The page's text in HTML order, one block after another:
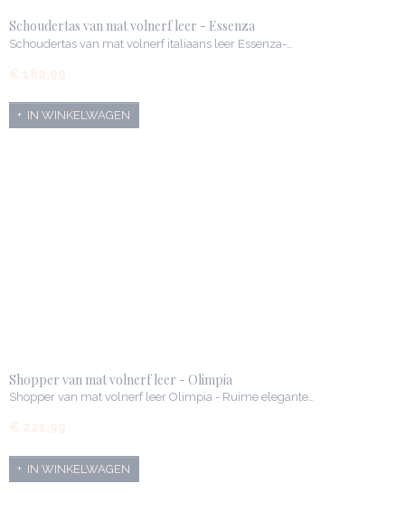
Schoudertas van mat volnerf leer - Essenza
Schoudertas van mat volnerf italiaans leer Essenza-…
€ 182,99
IN WINKELWAGEN
Shopper van mat volnerf leer - Olimpia
Shopper van mat volnerf leer Olimpia - Ruime elegante…
€ 221,99
IN WINKELWAGEN